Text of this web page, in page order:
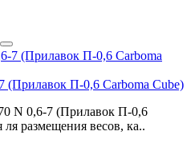
(Прилавок П-0,6 Carboma Cube)
N 0,6-7 (Прилавок П-0,6
ля размещения весов, ка..